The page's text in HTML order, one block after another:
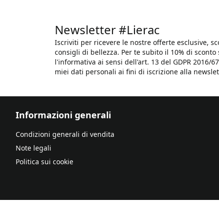
Newsletter #Lierac
Iscriviti per ricevere le nostre offerte esclusive,
consigli di bellezza. Per te subito il 10% di
l'informativa ai sensi dell'art. 13 del GDPR 2016/
miei dati personali ai fini di iscrizione alla
Informazioni generali
Condizioni generali di vendita
Note legali
Politica sui cookie